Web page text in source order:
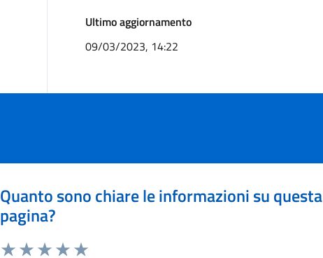
Ultimo aggiornamento
09/03/2023, 14:22
Quanto sono chiare le informazioni su questa
pagina?